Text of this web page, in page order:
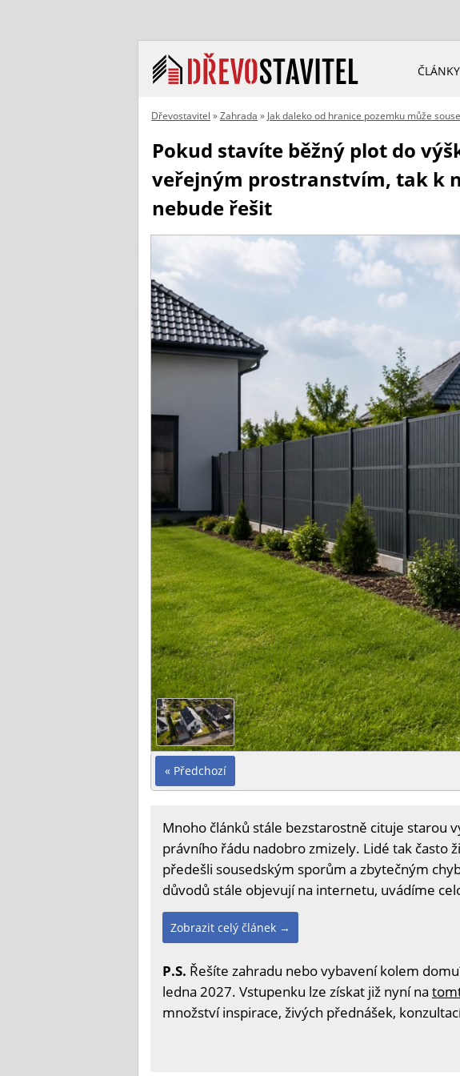
ČLÁNKY
Dřevostavitel »Zahrada » Jak daleko od hranice pozemku může
Pokud stavíte běžný plot do
veřejným prostranstvím, tak k
nebude řešit
« Předchozí
Mnoho článků stále bezstarostně cituje starou
právního řádu nadobro zmizely. Lidé tak často
předešli sousedským sporům a zbytečným
důvodů stále objevují na internetu, uvádíme
Zobrazit celý článek →
P.S. Řešíte zahradu nebo vybavení kolem
ledna 2027. Vstupenku lze získat již nyní na
množství inspirace, živých přednášek,